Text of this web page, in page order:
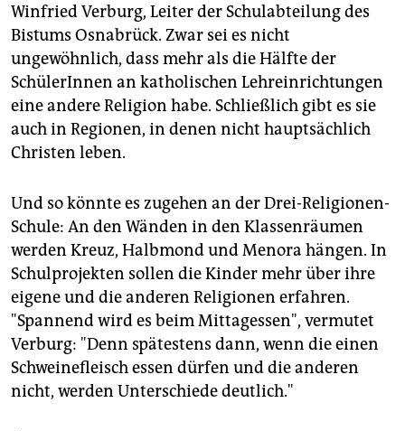
Winfried Verburg, Leiter der Schulabteilung des
Bistums Osnabrück. Zwar sei es nicht
ungewöhnlich, dass mehr als die Hälfte der
SchülerInnen an katholischen Lehreinrichtungen
eine andere Religion habe. Schließlich gibt es sie
auch in Regionen, in denen nicht hauptsächlich
Christen leben.
Und so könnte es zugehen an der Drei-Religionen-
Schule: An den Wänden in den Klassenräumen
werden Kreuz, Halbmond und Menora hängen. In
Schulprojekten sollen die Kinder mehr über ihre
eigene und die anderen Religionen erfahren.
"Spannend wird es beim Mittagessen", vermutet
Verburg: "Denn spätestens dann, wenn die einen
Schweinefleisch essen dürfen und die anderen
nicht, werden Unterschiede deutlich."